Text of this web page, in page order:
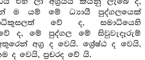
ම යම් මේ ධ්‍යායී පුද්ගලයෙක්
වේ ද, සමාධියෙහි
ද, මේ පුද්ගල මේ සිවුවැදෑරුම්
අග්‍ර ද වෙයි. ශ්‍රේෂ්ඨ ද වෙයි,
ද වෙයි, ප්‍රචරද වේ යි.